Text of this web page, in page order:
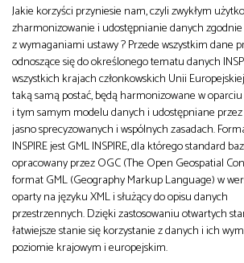
Jakie korzyści przyniesie nam, czyli zwykłym
zharmonizowanie i udostępnianie danych zgodnie
z wymaganiami ustawy ? Przede wszystkim dane
odnoszące się do określonego tematu danych
wszystkich krajach członkowskich Unii
taką samą postać, będą harmonizowane w
i tym samym modelu danych i udostępniane przez
jasno sprecyzowanych i wspólnych zasadach.
INSPIRE jest GML INSPIRE, dla którego standard
opracowany przez OGC (The Open Geospatial
format GML (Geography Markup Language) w
oparty na języku XML i służący do opisu danych
przestrzennych. Dzięki zastosowaniu otwartych
łatwiejsze stanie się korzystanie z danych i ich
poziomie krajowym i europejskim.